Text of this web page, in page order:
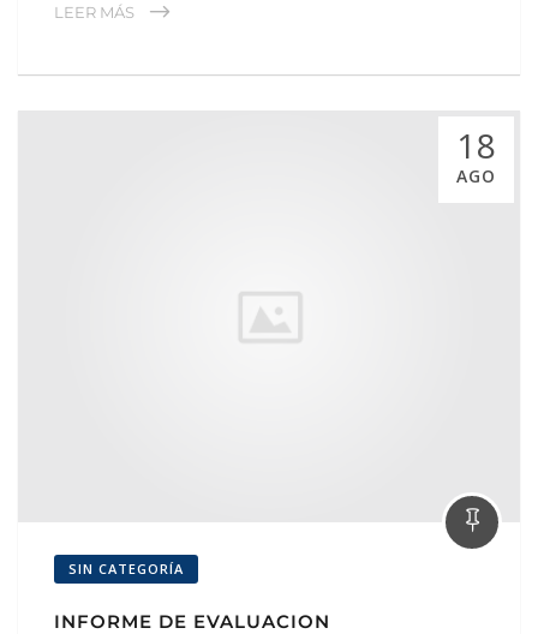
LEER MÁS
18
AGO
SIN CATEGORÍA
INFORME DE EVALUACION